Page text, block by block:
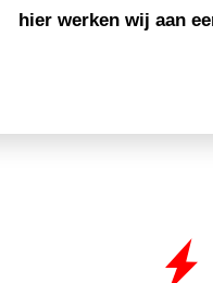
hier werken wij aan